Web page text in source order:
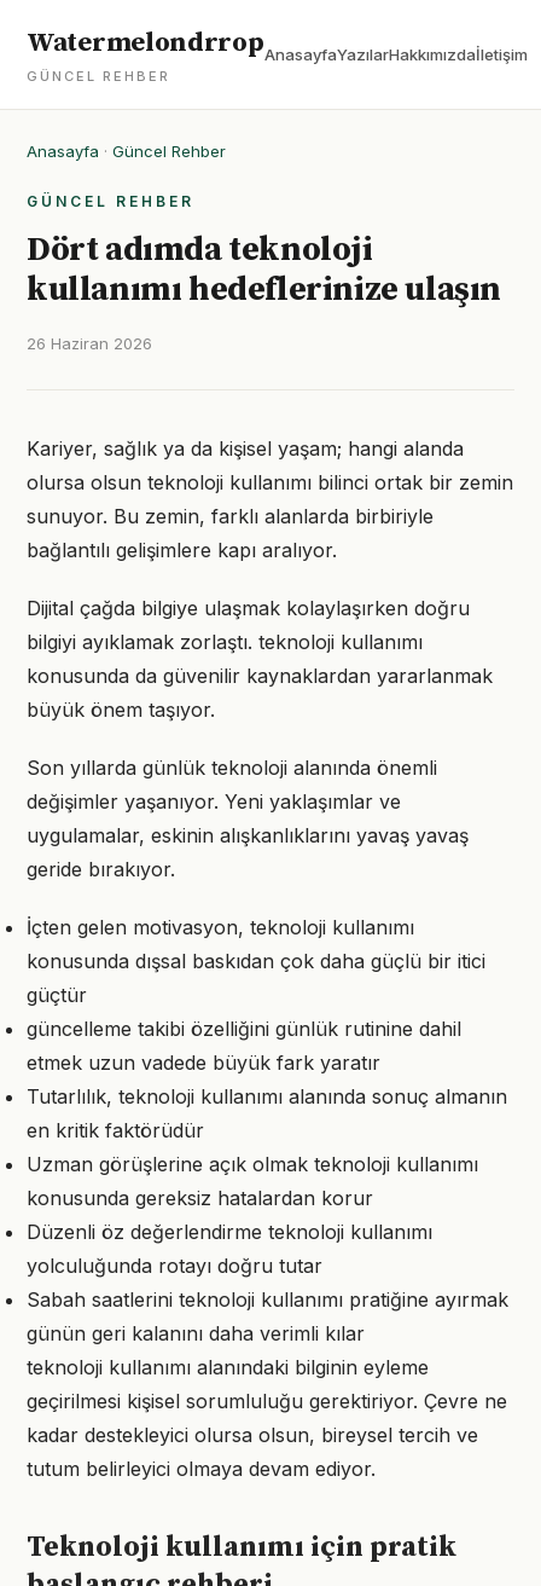
Watermelondrrop
GÜNCEL REHBER
AnasayfaYazılarHakkımızdaİletişim
Anasayfa · Güncel Rehber
GÜNCEL REHBER
Dört adımda teknoloji
kullanımı hedeflerinize ulaşın
26 Haziran 2026
Kariyer, sağlık ya da kişisel yaşam; hangi alanda
olursa olsun teknoloji kullanımı bilinci ortak bir zemin
sunuyor. Bu zemin, farklı alanlarda birbiriyle
bağlantılı gelişimlere kapı aralıyor.
Dijital çağda bilgiye ulaşmak kolaylaşırken doğru
bilgiyi ayıklamak zorlaştı. teknoloji kullanımı
konusunda da güvenilir kaynaklardan yararlanmak
büyük önem taşıyor.
Son yıllarda günlük teknoloji alanında önemli
değişimler yaşanıyor. Yeni yaklaşımlar ve
uygulamalar, eskinin alışkanlıklarını yavaş yavaş
geride bırakıyor.
İçten gelen motivasyon, teknoloji kullanımı
konusunda dışsal baskıdan çok daha güçlü bir itici
güçtür
güncelleme takibi özelliğini günlük rutinine dahil
etmek uzun vadede büyük fark yaratır
Tutarlılık, teknoloji kullanımı alanında sonuç almanın
en kritik faktörüdür
Uzman görüşlerine açık olmak teknoloji kullanımı
konusunda gereksiz hatalardan korur
Düzenli öz değerlendirme teknoloji kullanımı
yolculuğunda rotayı doğru tutar
Sabah saatlerini teknoloji kullanımı pratiğine ayırmak
günün geri kalanını daha verimli kılar
teknoloji kullanımı alanındaki bilginin eyleme
geçirilmesi kişisel sorumluluğu gerektiriyor. Çevre ne
kadar destekleyici olursa olsun, bireysel tercih ve
tutum belirleyici olmaya devam ediyor.
Teknoloji kullanımı için pratik